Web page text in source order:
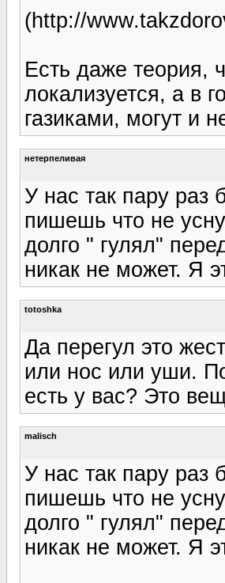
(http://
Есть даже теория,
локализуется, а в
газиками, могут и
нетерпеливая
У нас так пару раз
пишешь что не
долго " гулял"
никак не может. Я
totoshka
Да перегул это
или нос или уши.
есть у вас? Это
malisch
У нас так пару раз
пишешь что не
долго " гулял"
никак не может. Я